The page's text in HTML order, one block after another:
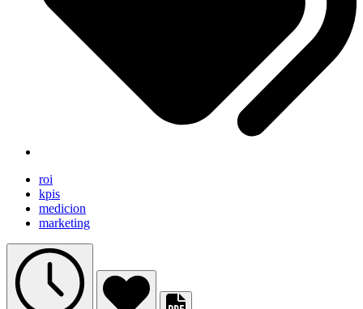
roi
kpis
medicion
marketing